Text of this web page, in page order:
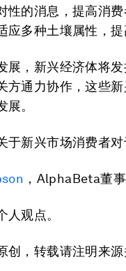
性的消息，提高消
应多种土壤属性，提
展，新兴经济体将
方通力协作，这些
。
于新兴市场消费者
，AlphaBeta董事
观点。
创，转载请注明来